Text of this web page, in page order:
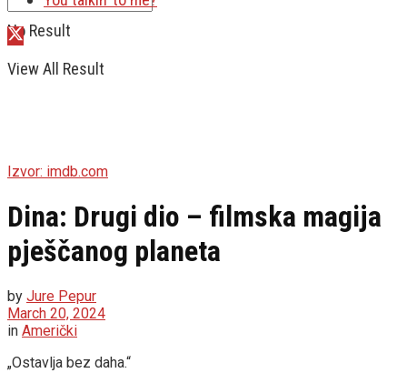
No Result
View All Result
Izvor: imdb.com
Dina: Drugi dio – filmska magija
pješčanog planeta
by Jure Pepur
March 20, 2024
in Američki
„Ostavlja bez daha.“